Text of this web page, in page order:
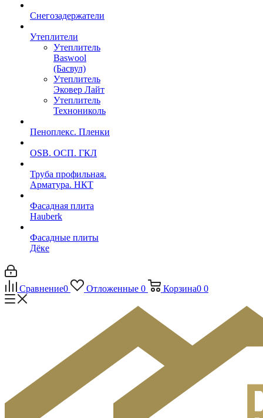
Снегозадержатели
Утеплители
Утеплитель
Baswool
(Басвул)
Утеплитель
Эковер Лайт
Утеплитель
Технониколь
Пеноплекс. Пленки
OSB. ОСП. ГКЛ
Труба профильная.
Арматура. НКТ
Фасадная плита
Hauberk
Фасадные плиты
Дёке
Сравнение0 Отложенные 0 Корзина0 0